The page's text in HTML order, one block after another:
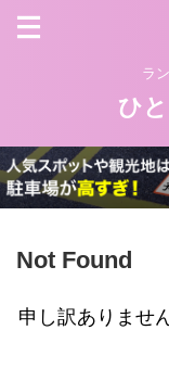
ラ
ひ
Not Found
申し訳ありませ